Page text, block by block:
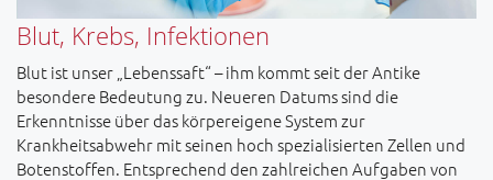
Blut, Krebs, Infektionen
Blut ist unser „Lebenssaft“ – ihm kommt seit der Antike
besondere Bedeutung zu. Neueren Datums sind die
Erkenntnisse über das körpereigene System zur
Krankheitsabwehr mit seinen hoch spezialisierten Zellen und
Botenstoffen. Entsprechend den zahlreichen Aufgaben von